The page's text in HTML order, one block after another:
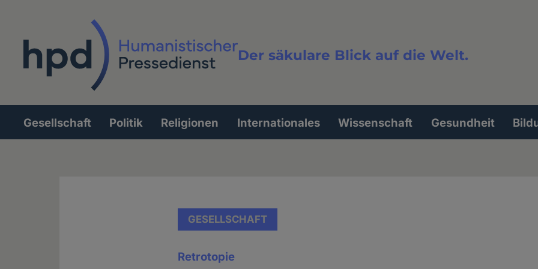
Der säkulare Blick auf die Welt.
Volltextsuche
Hauptnavigation
Gesellschaft Politik Religionen Internationales Wissenschaft Gesundheit
GESELLSCHAFT
Retrotopie